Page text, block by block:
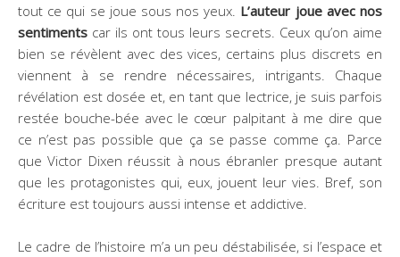
tout ce qui se joue sous nos yeux. L’auteur joue avec nos
sentiments car ils ont tous leurs secrets. Ceux qu’on aime
bien se révèlent avec des vices, certains plus discrets en
viennent à se rendre nécessaires, intrigants. Chaque
révélation est dosée et, en tant que lectrice, je suis parfois
restée bouche-bée avec le cœur palpitant à me dire que
ce n’est pas possible que ça se passe comme ça. Parce
que Victor Dixen réussit à nous ébranler presque autant
que les protagonistes qui, eux, jouent leur vies. Bref, son
écriture est toujours aussi intense et addictive.
Le cadre de l’histoire m’a un peu déstabilisée, si l’espace et